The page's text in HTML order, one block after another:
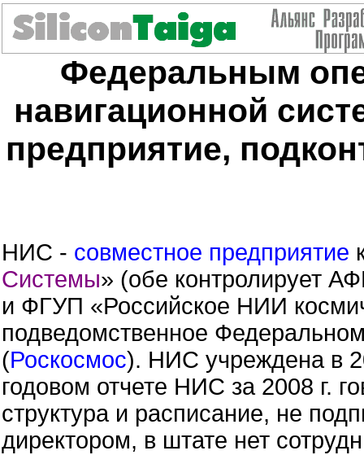
Федеральным
навигационной
предприятие,
НИС - совместное предприятие
Системы» (обе контролирует
и ФГУП «Российское НИИ
подведомственное
(Роскосмос). НИС учреждена в
годовом отчете НИС за 2008 г.
структура и расписание, не
директором, в штате нет